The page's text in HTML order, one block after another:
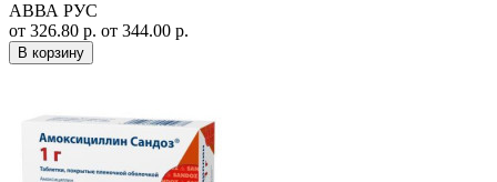
АВВА РУС
от 326.80 р. от 344.00 р.
В корзину